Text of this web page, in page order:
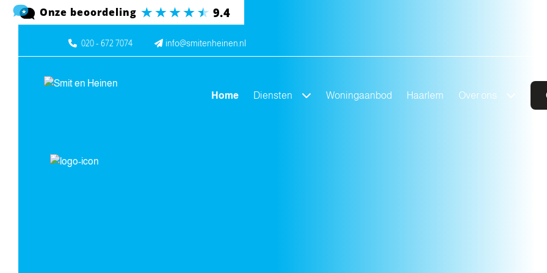
Spring naar inhoud
020 - 672 7074 info@smitenheinen.nl
Home Diensten Woningaanbod Haarlem Over ons